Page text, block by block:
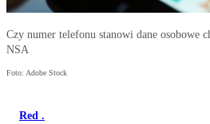
Czy numer telefonu stanowi dane osobowe
NSA
Foto: Adobe Stock
Red .